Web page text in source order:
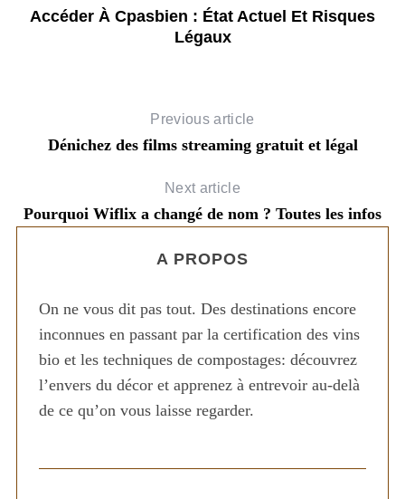
Accéder À Cpasbien : État Actuel Et Risques
Légaux
Previous article
Dénichez des films streaming gratuit et légal
Next article
Pourquoi Wiflix a changé de nom ? Toutes les infos
A PROPOS
On ne vous dit pas tout. Des destinations encore
inconnues en passant par la certification des vins
bio et les techniques de compostages: découvrez
l’envers du décor et apprenez à entrevoir au-delà
de ce qu’on vous laisse regarder.